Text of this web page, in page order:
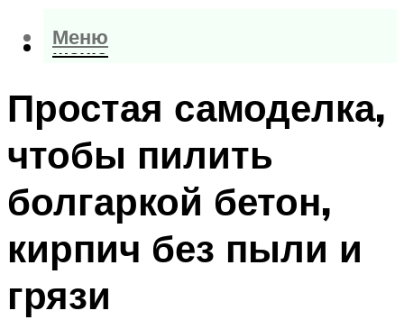
Меню
Меню
Простая самоделка,
чтобы пилить
болгаркой бетон,
кирпич без пыли и
грязи